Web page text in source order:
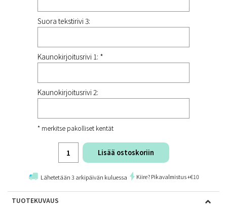
Suora tekstirivi 3:
Kaunokirjoitusrivi 1: *
Kaunokirjoitusrivi 2:
* merkitse pakolliset kentät
Lisää ostoskoriin
Lähetetään 3 arkipäivän kuluessa Kiire? Pikavalmistus +€10
TUOTEKUVAUS